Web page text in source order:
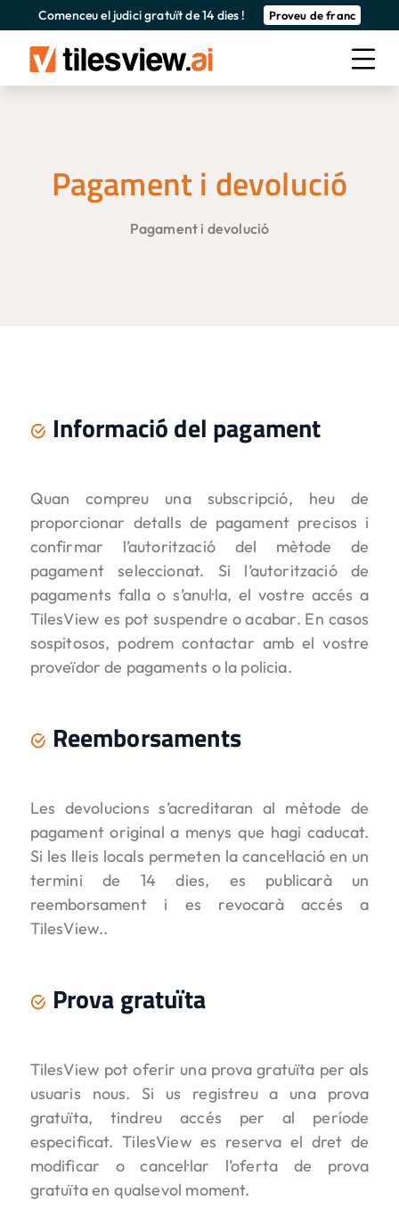
Comenceu el judici gratuït de 14 dies ! Proveu de franc
Pagament i devolució
Pagament i devolució
Informació del pagament
Quan compreu una subscripció, heu de
proporcionar detalls de pagament precisos i
confirmar l’autorització del mètode de
pagament seleccionat. Si l’autorització de
pagaments falla o s’anul·la, el vostre accés a
TilesView es pot suspendre o acabar. En casos
sospitosos, podrem contactar amb el vostre
proveïdor de pagaments o la policia.
Reemborsaments
Les devolucions s’acreditaran al mètode de
pagament original a menys que hagi caducat.
Si les lleis locals permeten la cancel·lació en un
termini de 14 dies, es publicarà un
reemborsament i es revocarà accés a
TilesView..
Prova gratuïta
TilesView pot oferir una prova gratuïta per als
usuaris nous. Si us registreu a una prova
gratuïta, tindreu accés per al període
especificat. TilesView es reserva el dret de
modificar o cancel·lar l’oferta de prova
gratuïta en qualsevol moment.